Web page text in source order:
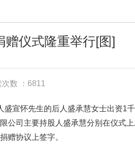
赠仪式隆重举行[图]
次数 ：6811
宣怀先生的后人盛承慧女士出资1千
公司主要持股人盛承慧分别在仪式
赠协议上签字。